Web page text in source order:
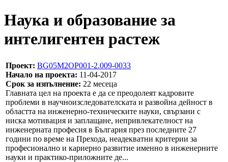
Наука и образование за
интелигентен растеж
Проект: BG05M2ОP001-2.009-0033
Начало на проекта: 11-04-2017
Срок за изпълнение: 22 месеца
Главната цел на проекта е да се преодолеят кадровите
проблеми в научноизследователската и развойна дейност в
областта на инженерно-техническите науки, свързани с
ниска мотивация и заплащане, непривлекателност на
инженерната професия в България през последните 27
години по време на Прехода, неадекватни критерии за
професионално и кариерно развитие именно в инженерните
науки и практико-приложните де...